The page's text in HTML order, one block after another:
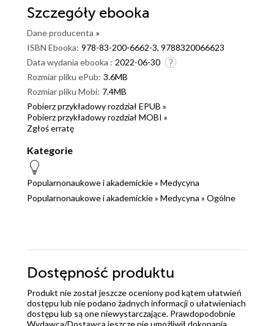
Szczegóły ebooka
Dane producenta »
ISBN Ebooka: 978-83-200-6662-3, 9788320066623
Data wydania ebooka : 2022-06-30
Rozmiar pliku ePub: 3.6MB
Rozmiar pliku Mobi: 7.4MB
Pobierz przykładowy rozdział EPUB »
Pobierz przykładowy rozdział MOBI »
Zgłoś erratę
Kategorie
Popularnonaukowe i akademickie» Medycyna
Popularnonaukowe i akademickie» Medycyna » Ogólne
Dostępność produktu
Produkt nie został jeszcze oceniony pod kątem ułatwień
dostępu lub nie podano żadnych informacji o ułatwieniach
dostępu lub są one niewystarczające. Prawdopodobnie
Wydawca/Dostawca jeszcze nie umożliwił dokonania